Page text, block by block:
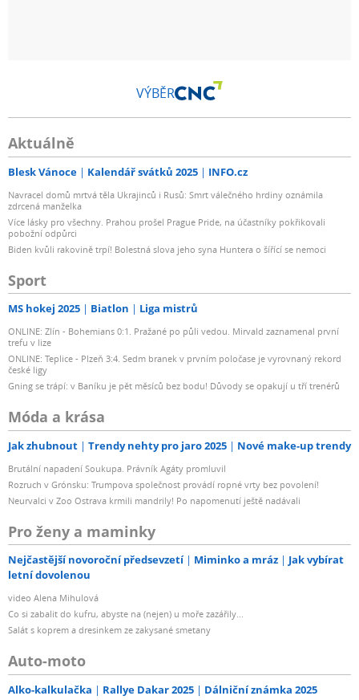
VÝBĚR
Aktuálně
Blesk Vánoce Kalendář svátků 2025 INFO.cz
Navracel domů mrtvá těla Ukrajinců i Rusů: Smrt válečného hrdiny oznámila
zdrcená manželka
Více lásky pro všechny. Prahou prošel Prague Pride, na účastníky pokřikovali
pobožní odpůrci
Biden kvůli rakovině trpí! Bolestná slova jeho syna Huntera o šířící se nemoci
Sport
MS hokej 2025 Biatlon Liga mistrů
ONLINE: Zlín - Bohemians 0:1. Pražané po půli vedou. Mirvald zaznamenal první
trefu v lize
ONLINE: Teplice - Plzeň 3:4. Sedm branek v prvním poločase je vyrovnaný rekord
české ligy
Gning se trápí: v Baníku je pět měsíců bez bodu! Důvody se opakují u tří trenérů
Móda a krása
Jak zhubnout Trendy nehty pro jaro 2025 Nové make-up trendy
Brutální napadení Soukupa. Právník Agáty promluvil
Rozruch v Grónsku: Trumpova společnost provádí ropné vrty bez povolení!
Neurvalci v Zoo Ostrava krmili mandrily! Po napomenutí ještě nadávali
Pro ženy a maminky
Nejčastější novoroční předsevzetí Miminko a mráz
Jak vybírat
letní dovolenou
video Alena Mihulová
Co si zabalit do kufru, abyste na (nejen) u moře zazářily...
Salát s koprem a dresinkem ze zakysané smetany
Auto-moto
Alko-kalkulačka Rallye Dakar 2025 Dálniční známka 2025